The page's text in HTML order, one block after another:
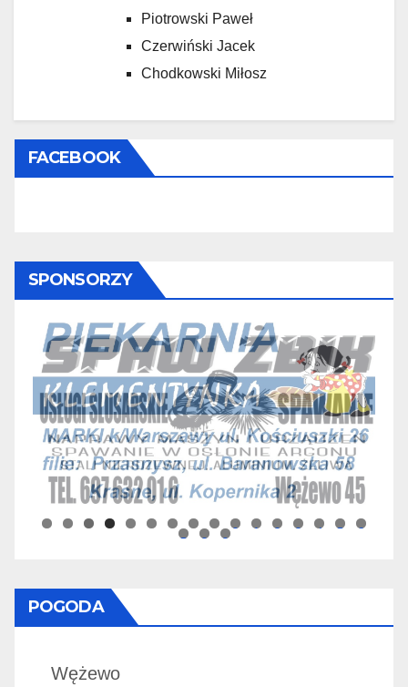
Piotrowski Paweł
Czerwiński Jacek
Chodkowski Miłosz
FACEBOOK
SPONSORZY
0 1 2 3 4 5 6
7 8 9
POGODA